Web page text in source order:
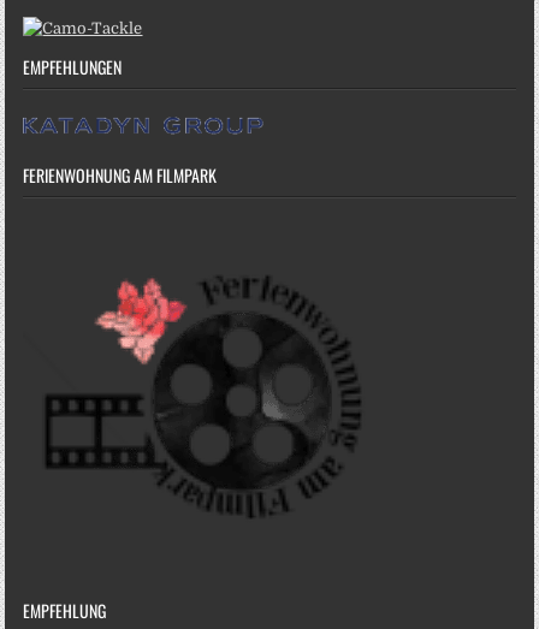
EMPFEHLUNGEN
FERIENWOHNUNG AM FILMPARK
EMPFEHLUNG